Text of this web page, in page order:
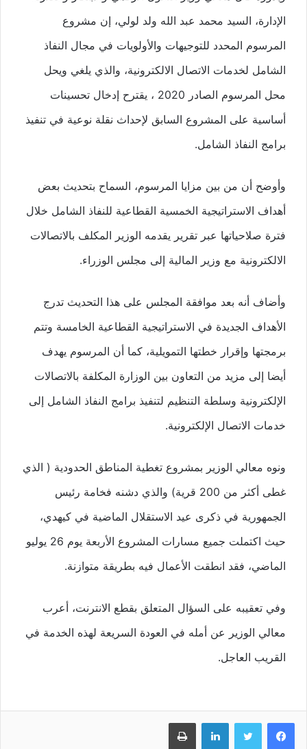
الإدارة، السيد محمد عبد الله ولد لولي، إن مشروع
المرسوم المحدد للتوجيهات والأولويات في مجال النفاذ
الشامل لخدمات الاتصال الالكترونية، والذي يلغي ويحل
محل المرسوم الصادر 2020 ، يقترح إدخال تحسينات
أساسية على المشروع السابق لإحداث نقلة نوعية في تنفيذ
برامج النفاذ الشامل.
وأوضح أن من بين مزايا المرسوم، السماح بتحديث بعض
أهداف الاستراتيجية الخمسية القطاعية للنفاذ الشامل خلال
فترة صلاحياتها عبر تقرير يقدمه الوزير المكلف بالاتصالات
الالكترونية مع وزير المالية إلى مجلس الوزراء.
وأضاف أنه بعد موافقة المجلس على هذا التحديث تدرج
الأهداف الجديدة في الاستراتيجية القطاعية الخامسة وتتم
برمجتها وإقرار خطتها التمويلية، كما أن المرسوم يهدف
أيضا إلى مزيد من التعاون بين الوزارة المكلفة بالاتصالات
الإلكترونية وسلطة التنظيم لتنفيذ برامج النفاذ الشامل إلى
خدمات الاتصال الإلكترونية.
ونوه معالي الوزير بمشروع تغطية المناطق الحدودية ( الذي
غطى أكثر من 200 قرية) والذي دشنه فخامة رئيس
الجمهورية في ذكرى عيد الاستقلال الماضية في كيهدي،
حيث اكتملت جميع مسارات المشروع الأربعة يوم 26 يوليو
الماضي، فقد انطقت الأعمال فيه بطريقة متوازنة.
وفي تعقيبه على السؤال المتعلق بقطع الانترنت، أعرب
معالي الوزير عن أمله في العودة السريعة لهذه الخدمة في
القريب العاجل.
فيسبوك تويتر لينكدإن طباعة